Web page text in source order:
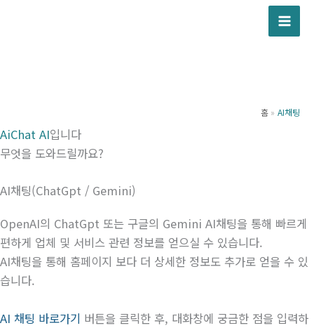
기
홈 AI채팅
AiChat AI입니다
무엇을 도와드릴까요?
AI채팅(ChatGpt / Gemini)
OpenAI의 ChatGpt 또는 구글의 Gemini AI채팅을 통해 빠르게
편하게 업체 및 서비스 관련 정보를 얻으실 수 있습니다.
AI채팅을 통해 홈페이지 보다 더 상세한 정보도 추가로 얻을 수 있
습니다.
AI 채팅 바로가기 버튼을 클릭한 후, 대화창에 궁금한 점을 입력하